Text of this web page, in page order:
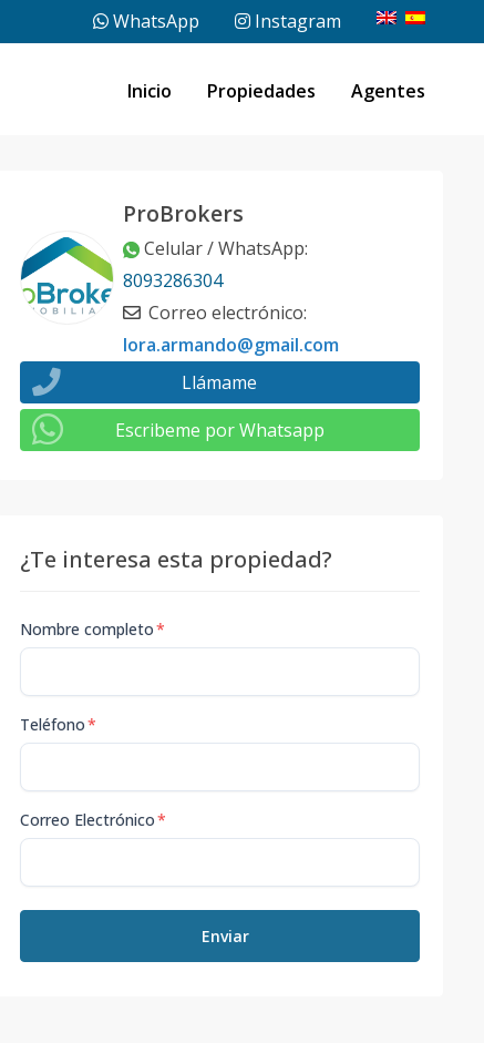
WhatsApp Instagram
Inicio Propiedades Agentes
ProBrokers
Celular / WhatsApp:
8093286304
Correo electrónico:
lora.armando@gmail.com
Llámame
Escribeme por Whatsapp
¿Te interesa esta propiedad?
Nombre completo*
Teléfono*
Correo Electrónico*
Enviar